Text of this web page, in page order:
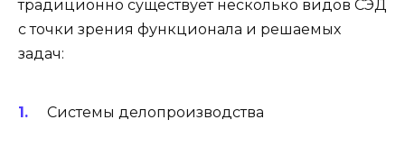
традиционно существует несколько видов СЭД
с точки зрения функционала и решаемых
задач:
Системы делопроизводства